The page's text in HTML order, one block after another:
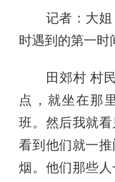
记者：大姐
时遇到的第一时
田郊村 村民
点，就坐在那
班。然后我就
看到他们就一
烟。他们那些